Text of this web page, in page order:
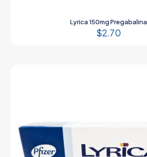
Lyrica 150mg Pregabalina
$2.70